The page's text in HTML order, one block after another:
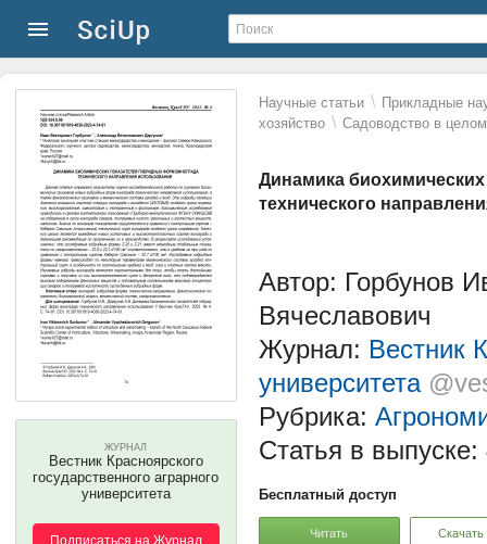
Научные статьи \ Прикладные
хозяйство \ Садоводство в целом
Динамика
технического
ЖУРНАЛ
Вестник Красноярского
государственного аграрного
университета
Подписаться на Журнал
Автор: Горбунов
Вячеславович
Журнал: Вестник
университета
Рубрика:
Статья в выпуске:
Бесплатный доступ
Читать Скачать